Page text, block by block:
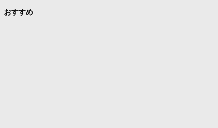
おすすめ